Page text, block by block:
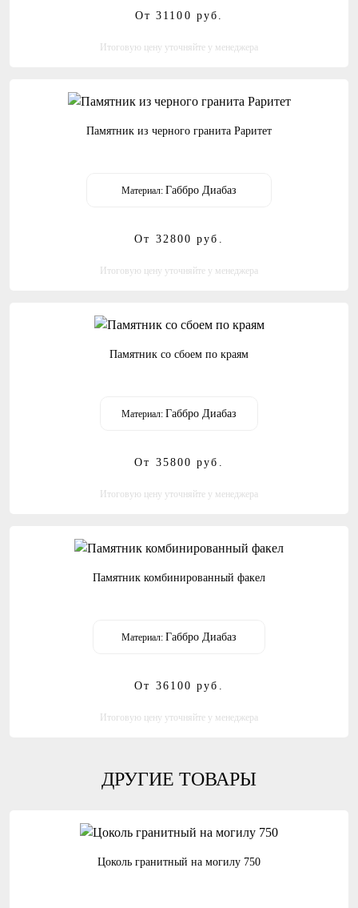
От 31100 руб.
Итоговую цену уточняйте у менеджера
Памятник из черного гранита Раритет
Материал: Габбро Диабаз
От 32800 руб.
Итоговую цену уточняйте у менеджера
Памятник со сбоем по краям
Материал: Габбро Диабаз
От 35800 руб.
Итоговую цену уточняйте у менеджера
Памятник комбинированный факел
Материал: Габбро Диабаз
От 36100 руб.
Итоговую цену уточняйте у менеджера
ДРУГИЕ ТОВАРЫ
Цоколь гранитный на могилу 750